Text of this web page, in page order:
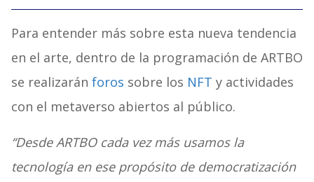
Para entender más sobre esta nueva tendencia
en el arte, dentro de la programación de ARTBO
se realizarán foros sobre los NFT y actividades
con el metaverso abiertos al público.
“Desde ARTBO cada vez más usamos la
tecnología en ese propósito de democratización